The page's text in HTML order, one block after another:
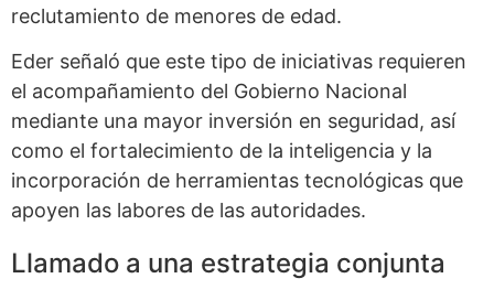
reclutamiento de menores de edad.
Eder señaló que este tipo de iniciativas requieren
el acompañamiento del Gobierno Nacional
mediante una mayor inversión en seguridad, así
como el fortalecimiento de la inteligencia y la
incorporación de herramientas tecnológicas que
apoyen las labores de las autoridades.
Llamado a una estrategia conjunta